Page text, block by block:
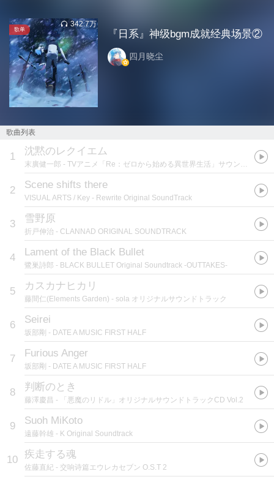
歌单
342.7万
『日系』神级bgm成就经典场景②
四月晓尘
歌曲列表
1 沈黙のレクイエム
末廣健一郎 - TVアニメ「Re：ゼロから始める異世界生活」サウンドトラックCD 音楽：末廣健一郎
2 Scene shifts there
VISUAL ARTS / Key - Rewrite Original SoundTrack
3 雪野原
折戸伸治 - CLANNAD ORIGINAL SOUNDTRACK
4 Lament of the Black Bullet
鷺巣詩郎 - BLACK BULLET Original Soundtrack -OUTTAKES-
5 カスカナヒカリ
藤間仁(Elements Garden) - sola オリジナルサウンドトラック
6 Seirei
坂部剛 - DATE A MUSIC FIRST HALF
7 Furious Anger
坂部剛 - DATE A MUSIC FIRST HALF
8 判断のとき
藤澤慶昌 - 「悪魔のリドル」オリジナルサウンドトラックCD Vol.2
9 Suoh MiKoto
遠藤幹雄 - K Original Soundtrack
10 疾走する魂
佐藤直紀 - 交响诗篇エウレカセブン O.S.T 2